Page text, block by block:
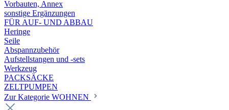
Vorbauten, Annex
sonstige Ergänzungen
FÜR AUF- UND ABBAU
Heringe
Seile
Abspannzubehör
Aufstellstangen und -sets
Werkzeug
PACKSÄCKE
ZELTPUMPEN
Zur Kategorie WOHNEN